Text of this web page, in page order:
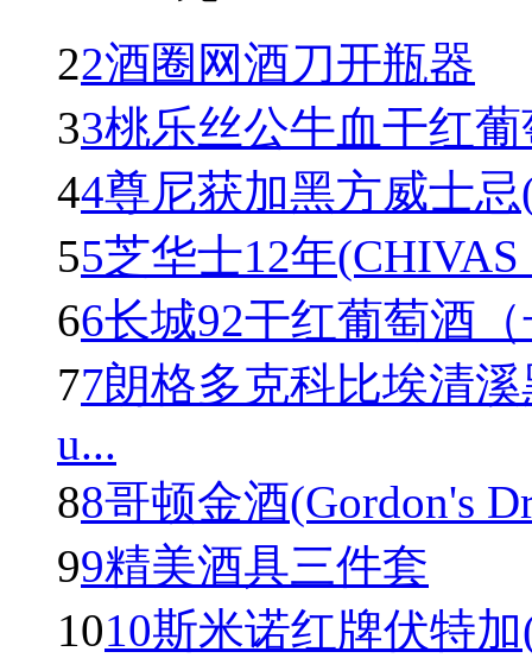
22酒圈网酒刀开瓶器
33桃乐丝公牛血干红葡
44尊尼获加黑方威士忌
55芝华士12年
66长城92干红葡萄酒
77朗格多克科比埃清
u...
88哥顿金酒(Gordon's
99精美酒具三件套
1010斯米诺红牌伏特